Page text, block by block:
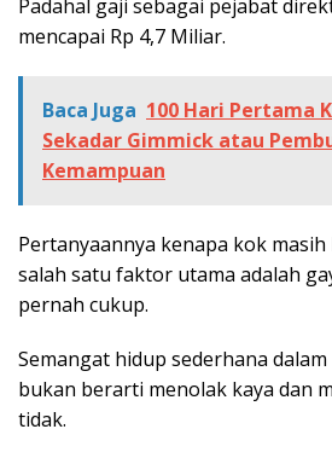
Padahal gaji sebagai pejabat
mencapai Rp 4,7 Miliar.
Baca Juga 100 Hari Pertama
Sekadar Gimmick atau
Kemampuan
Pertanyaannya kenapa kok
salah satu faktor utama adalah
pernah cukup.
Semangat hidup sederhana
bukan berarti menolak kaya dan
tidak.